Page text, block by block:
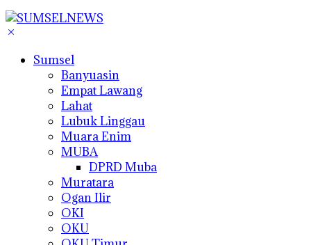
Sumsel
Banyuasin
Empat Lawang
Lahat
Lubuk Linggau
Muara Enim
MUBA
DPRD Muba
Muratara
Ogan Ilir
OKI
OKU